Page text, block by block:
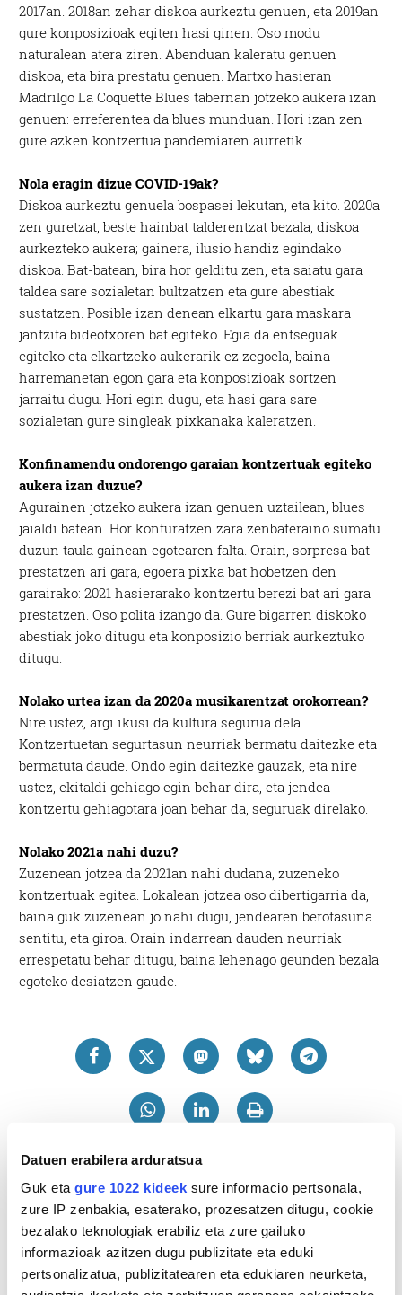
Datuen erabilera arduratsua
Guk eta gure 1022 kideek sure informacio pertsonala,
zure IP zenbakia, esaterako, prozesatzen ditugu, cookie
bezalako teknologiak erabiliz eta zure gailuko
informazioak azitzen dugu publizitate eta eduki
pertsonalizatua, publizitatearen eta edukiaren neurketa,
2017an. 2018an zehar diskoa aurkeztu genuen, eta 2019an
gure konposizioak egiten hasi ginen. Oso modu
naturalean atera ziren. Abenduan kaleratu genuen
diskoa, eta bira prestatu genuen. Martxo hasieran
Madrilgo La Coquette Blues tabernan jotzeko aukera izan
genuen: erreferentea da blues munduan. Hori izan zen
gure azken kontzertua pandemiaren aurretik.
Nola eragin dizue COVID-19ak?
Diskoa aurkeztu genuela bospasei lekutan, eta kito. 2020a
zen guretzat, beste hainbat talderentzat bezala, diskoa
aurkezteko aukera; gainera, ilusio handiz egindako
diskoa. Bat-batean, bira hor gelditu zen, eta saiatu gara
taldea sare sozialetan bultzatzen eta gure abestiak
sustatzen. Posible izan denean elkartu gara maskara
jantzita bideotxoren bat egiteko. Egia da entseguak
egiteko eta elkartzeko aukerarik ez zegoela, baina
harremanetan egon gara eta konposizioak sortzen
jarraitu dugu. Hori egin dugu, eta hasi gara sare
sozialetan gure singleak pixkanaka kaleratzen.
Konfinamendu ondorengo garaian kontzertuak egiteko
aukera izan duzue?
Agurainen jotzeko aukera izan genuen uztailean, blues
jaialdi batean. Hor konturatzen zara zenbateraino sumatu
duzun taula gainean egotearen falta. Orain, sorpresa bat
prestatzen ari gara, egoera pixka bat hobetzen den
garairako: 2021 hasierarako kontzertu berezi bat ari gara
prestatzen. Oso polita izango da. Gure bigarren diskoko
abestiak joko ditugu eta konposizio berriak aurkeztuko
ditugu.
Nolako urtea izan da 2020a musikarentzat orokorrean?
Nire ustez, argi ikusi da kultura segurua dela.
Kontzertuetan segurtasun neurriak bermatu daitezke eta
bermatuta daude. Ondo egin daitezke gauzak, eta nire
ustez, ekitaldi gehiago egin behar dira, eta jendea
kontzertu gehiagotara joan behar da, seguruak direlako.
Nolako 2021a nahi duzu?
Zuzenean jotzea da 2021an nahi dudana, zuzeneko
kontzertuak egitea. Lokalean jotzea oso dibertigarria da,
baina guk zuzenean jo nahi dugu, jendearen berotasuna
sentitu, eta giroa. Orain indarrean dauden neurriak
errespetatu behar ditugu, baina lehenago geunden bezala
egoteko desiatzen gaude.